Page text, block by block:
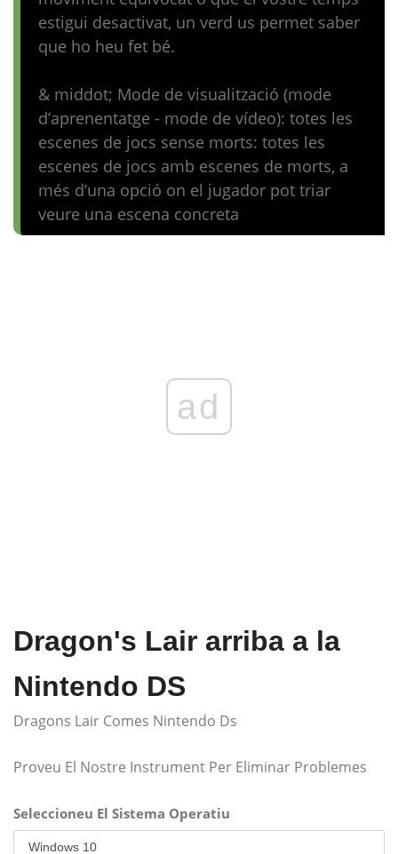
estigui desactivat, un verd us permet saber
que ho heu fet bé.
& middot; Mode de visualització (mode
d’aprenentatge - mode de vídeo): totes les
escenes de jocs sense morts: totes les
escenes de jocs amb escenes de morts, a
més d’una opció on el jugador pot triar
veure una escena concreta
ad
Dragon's Lair arriba a la
Nintendo DS
Dragons Lair Comes Nintendo Ds
Proveu El Nostre Instrument Per Eliminar Problemes
Seleccioneu El Sistema Operatiu